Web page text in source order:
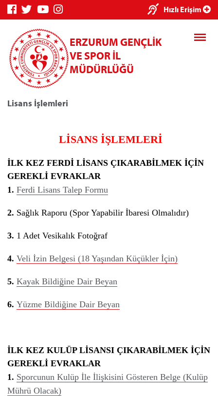
Hızlı Erişim
ERZURUM GENÇLİK
VE SPOR İL
MÜDÜRLÜĞÜ
Lisans İşlemleri
LİSANS İŞLEMLERİ
İLK KEZ FERDİ LİSANS ÇIKARABİLMEK İÇİN
GEREKLİ EVRAKLAR
1. Ferdi Lisans Talep Formu
2. Sağlık Raporu (Spor Yapabilir İbaresi Olmalıdır)
3. 1 Adet Vesikalık Fotoğraf
4. Veli İzin Belgesi (18 Yaşından Küçükler İçin)
5. Kayak Bildiğine Dair Beyan
6. Yüzme Bildiğine Dair Beyan
İLK KEZ KULÜP LİSANSI ÇIKARABİLMEK İÇİN
GEREKLİ EVRAKLAR
1. Sporcunun Kulüp İle İlişkisini Gösteren Belge (Kulüp
Mührü Olacak)
×
Genç Bilgi
Kredi/Yurt E-
Ödeme